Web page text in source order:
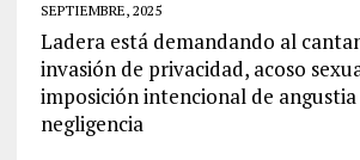
SEPTIEMBRE, 2025
Ladera está demandando al
invasión de privacidad, acoso
imposición intencional de
negligencia